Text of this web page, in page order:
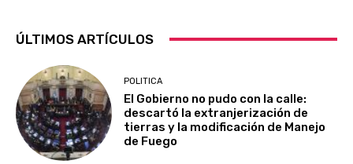
ÚLTIMOS ARTÍCULOS
POLITICA
El Gobierno no pudo con la calle:
descartó la extranjerización de
tierras y la modificación de Manejo
de Fuego